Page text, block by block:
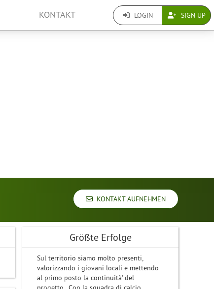
KONTAKT LOGIN SIGN UP
KONTAKT AUFNEHMEN
Größte Erfolge
Sul territorio siamo molto presenti,
valorizzando i giovani locali e mettendo
al primo posto la continuità' del